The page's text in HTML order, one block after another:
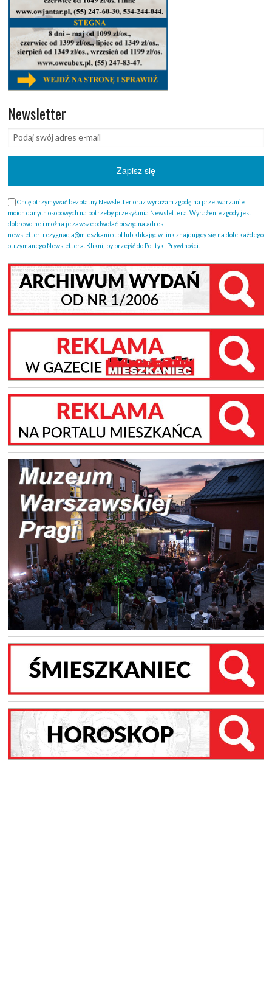
Newsletter
Chcę otrzymywać bezpłatny Newsletter oraz wyrażam zgodę na przetwarzanie
moich danych osobowych na potrzeby przesyłania Newslettera. Wyrażenie zgody jest
dobrowolne i można je zawsze odwołać pisząc na adres
newsletter_rezygnacja@mieszkaniec.pl lub klikając w link znajdujący się na dole każdego
otrzymanego Newslettera. Kliknij by przejść do Polityki Prywtności.